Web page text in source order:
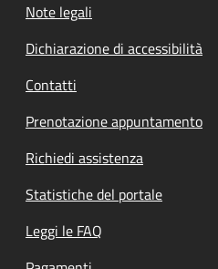
Note legali
Dichiarazione di accessibilità
Contatti
Prenotazione appuntamento
Richiedi assistenza
Statistiche del portale
Leggi le FAQ